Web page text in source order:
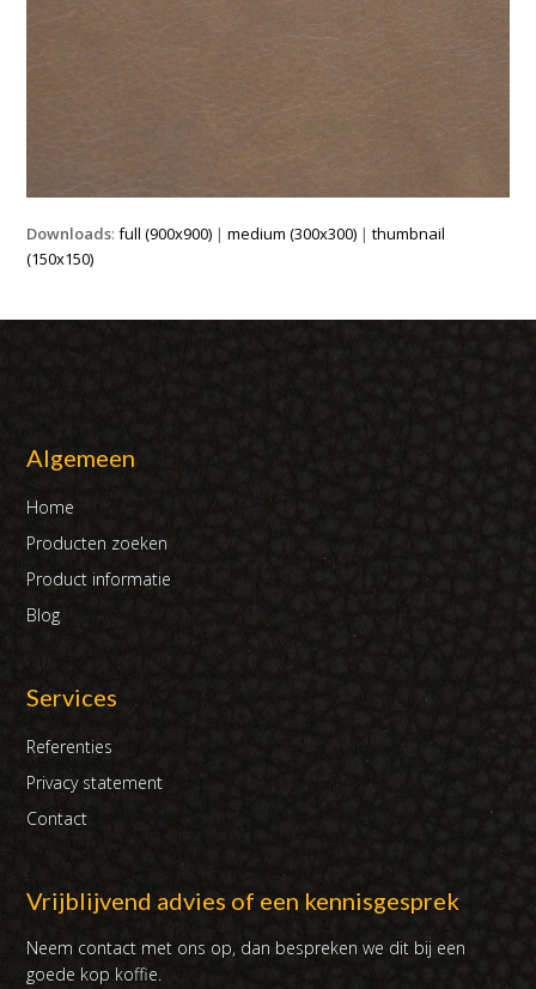
Downloads:full (900x900) |medium (300x300) |thumbnail
(150x150)
Algemeen
Home
Producten zoeken
Product informatie
Blog
Services
Referenties
Privacy statement
Contact
Vrijblijvend advies of een kennisgesprek
Neem contact met ons op, dan bespreken we dit bij een
goede kop koffie.